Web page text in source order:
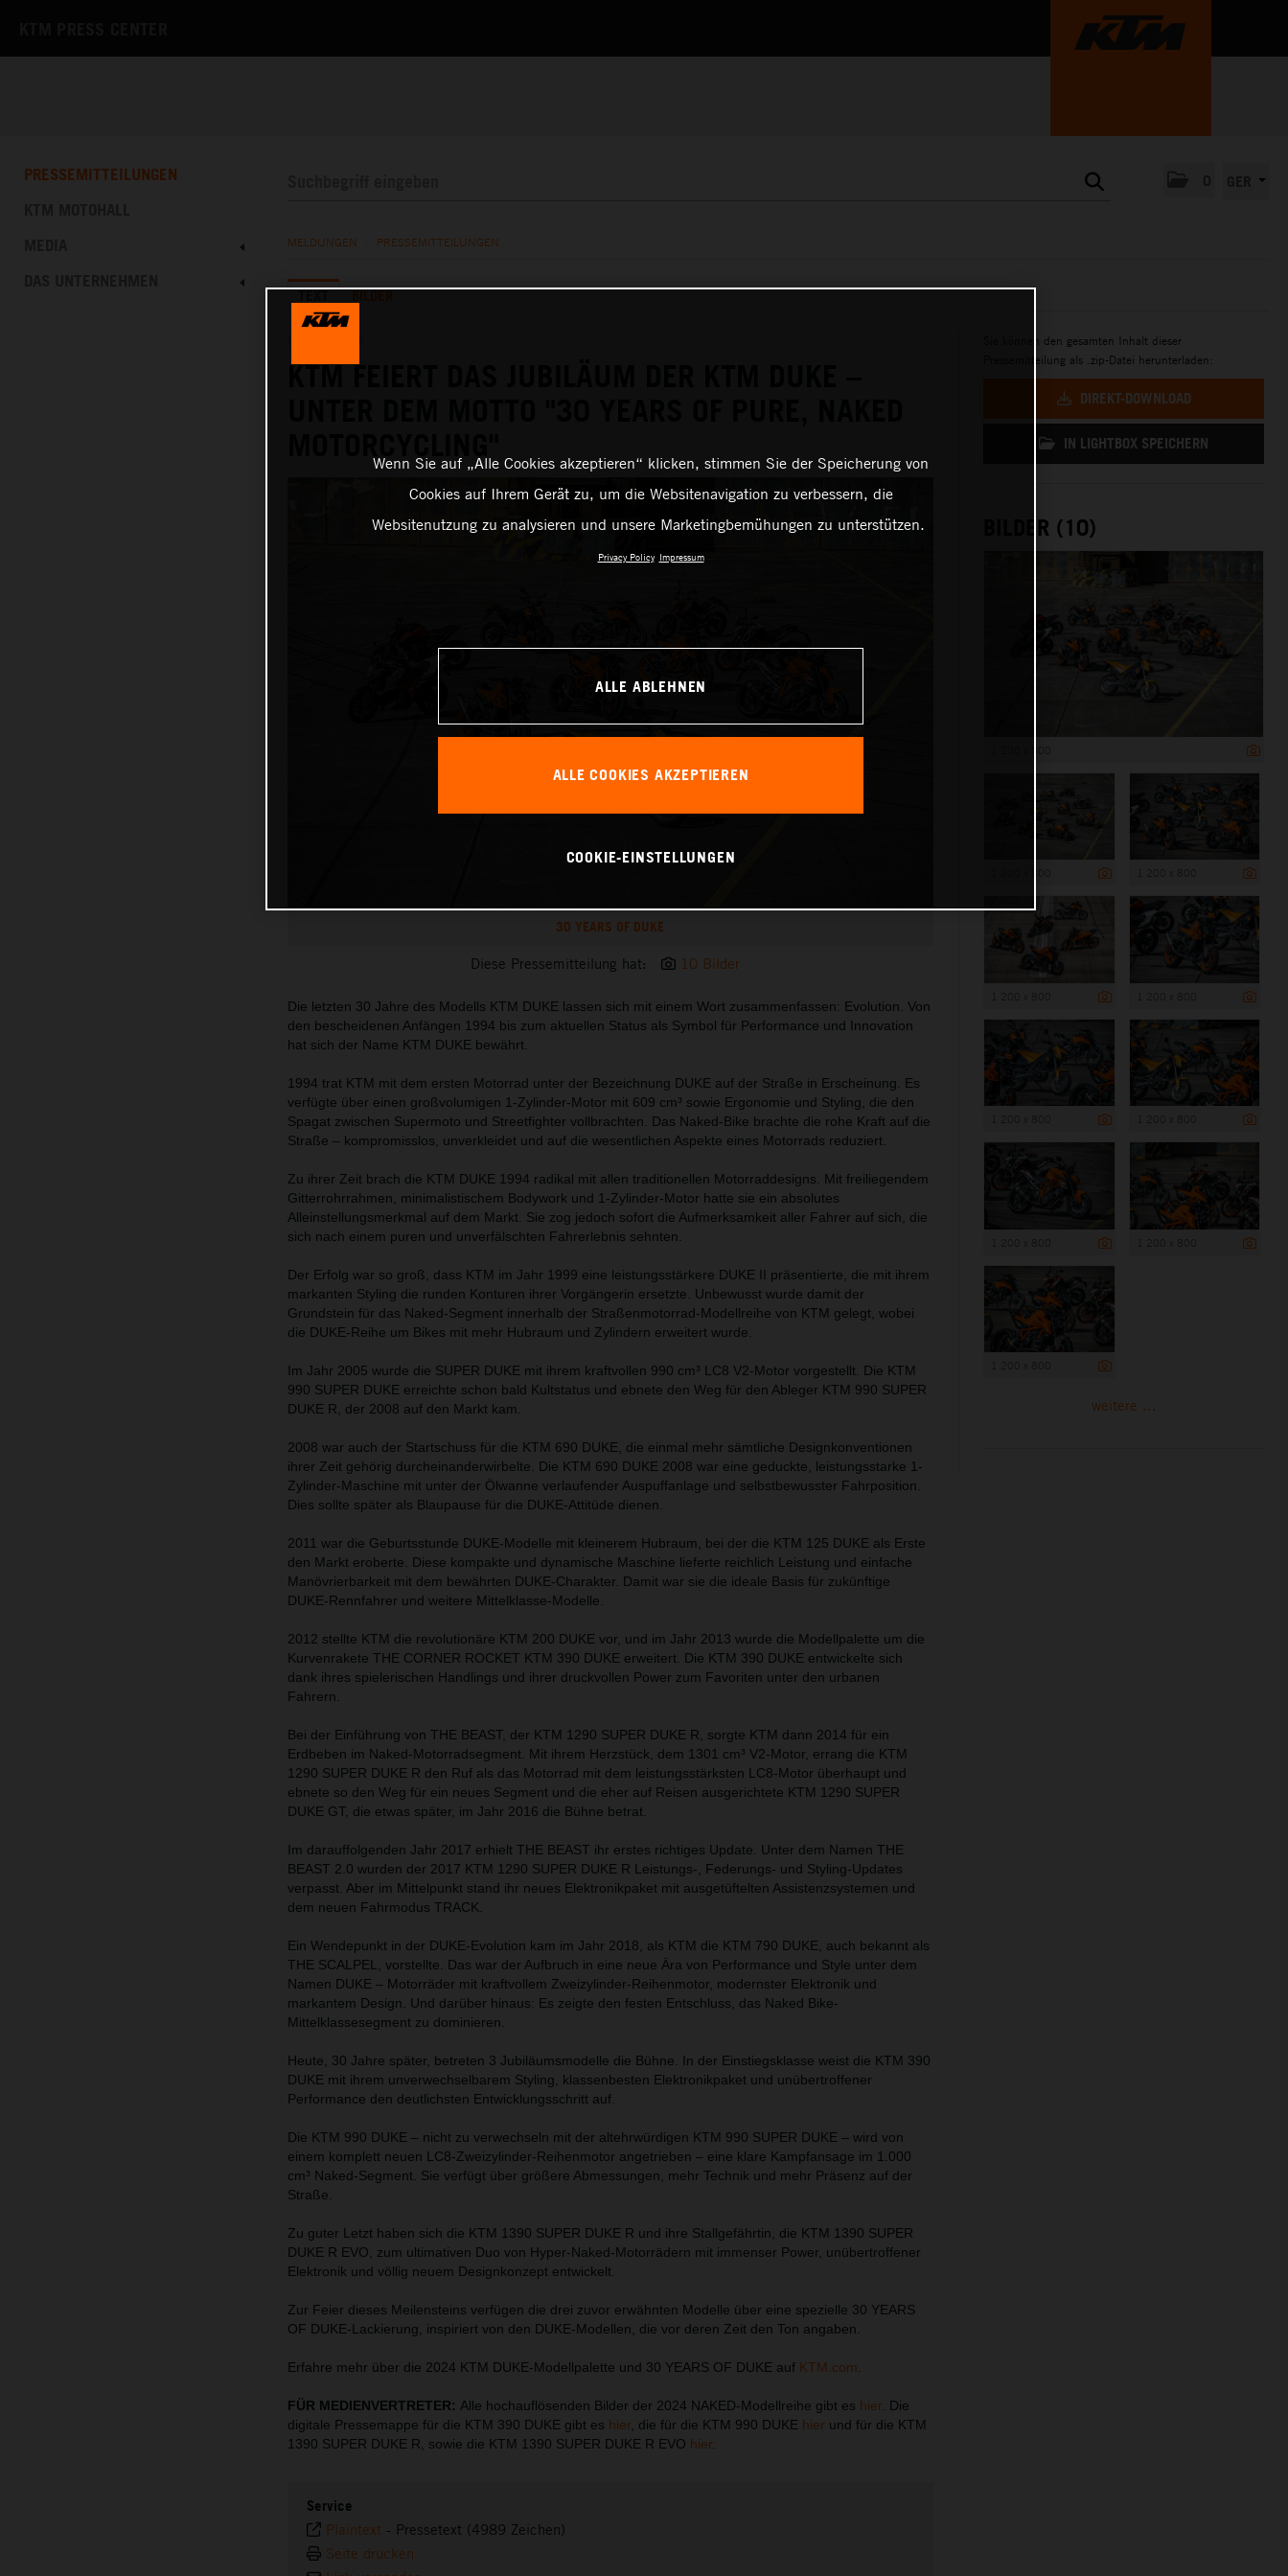
PRESSEMITTEILUNGEN
MELDUNGEN PRESSEMITTEILUNGEN
TEXT BILDER
KTM FEIERT DAS JUBILÄUM DER KTM DUKE –
30 YEARS OF DUKE
Diese Pressemitteilung hat: 10 Bilder
Die letzten 30 Jahre des Modells KTM DUKE lassen sich mit einem Wort zusammenfassen: Evolution. Von
den bescheidenen Anfängen 1994 bis zum aktuellen Status als Symbol für Performance und Innovation
hat sich der Name KTM DUKE bewährt.
1994 trat KTM mit dem ersten Motorrad unter der Bezeichnung DUKE auf der Straße in Erscheinung. Es
verfügte über einen großvolumigen 1-Zylinder-Motor mit 609 cm³ sowie Ergonomie und Styling, die den
Spagat zwischen Supermoto und Streetfighter vollbrachten. Das Naked-Bike brachte die rohe Kraft auf die
Straße – kompromisslos, unverkleidet und auf die wesentlichen Aspekte eines Motorrads reduziert.
Zu ihrer Zeit brach die KTM DUKE 1994 radikal mit allen traditionellen Motorraddesigns. Mit freiliegendem
Gitterrohrrahmen, minimalistischem Bodywork und 1-Zylinder-Motor hatte sie ein absolutes
Alleinstellungsmerkmal auf dem Markt. Sie zog jedoch sofort die Aufmerksamkeit aller Fahrer auf sich, die
sich nach einem puren und unverfälschten Fahrerlebnis sehnten.
Der Erfolg war so groß, dass KTM im Jahr 1999 eine leistungsstärkere DUKE II präsentierte, die mit ihrem
markanten Styling die runden Konturen ihrer Vorgängerin ersetzte. Unbewusst wurde damit der
Grundstein für das Naked-Segment innerhalb der Straßenmotorrad-Modellreihe von KTM gelegt, wobei
die DUKE-Reihe um Bikes mit mehr Hubraum und Zylindern erweitert wurde.
Im Jahr 2005 wurde die SUPER DUKE mit ihrem kraftvollen 990 cm³ LC8 V2-Motor vorgestellt. Die KTM
990 SUPER DUKE erreichte schon bald Kultstatus und ebnete den Weg für den Ableger KTM 990 SUPER
DUKE R, der 2008 auf den Markt kam.
2008 war auch der Startschuss für die KTM 690 DUKE, die einmal mehr sämtliche Designkonventionen
ihrer Zeit gehörig durcheinanderwirbelte. Die KTM 690 DUKE 2008 war eine geduckte, leistungsstarke 1-
Zylinder-Maschine mit unter der Ölwanne verlaufender Auspuffanlage und selbstbewusster Fahrposition.
Dies sollte später als Blaupause für die DUKE-Attitüde dienen.
2011 war die Geburtsstunde DUKE-Modelle mit kleinerem Hubraum, bei der die KTM 125 DUKE als Erste
den Markt eroberte. Diese kompakte und dynamische Maschine lieferte reichlich Leistung und einfache
Manövrierbarkeit mit dem bewährten DUKE-Charakter. Damit war sie die ideale Basis für zukünftige
DUKE-Rennfahrer und weitere Mittelklasse-Modelle.
2012 stellte KTM die revolutionäre KTM 200 DUKE vor, und im Jahr 2013 wurde die Modellpalette um die
Kurvenrakete THE CORNER ROCKET KTM 390 DUKE erweitert. Die KTM 390 DUKE entwickelte sich
dank ihres spielerischen Handlings und ihrer druckvollen Power zum Favoriten unter den urbanen
Fahrern.
Bei der Einführung von THE BEAST, der KTM 1290 SUPER DUKE R, sorgte KTM dann 2014 für ein
Erdbeben im Naked-Motorradsegment. Mit ihrem Herzstück, dem 1301 cm³ V2-Motor, errang die KTM
1290 SUPER DUKE R den Ruf als das Motorrad mit dem leistungsstärksten LC8-Motor überhaupt und
ebnete so den Weg für ein neues Segment und die eher auf Reisen ausgerichtete KTM 1290 SUPER
DUKE GT, die etwas später, im Jahr 2016 die Bühne betrat.
Im darauffolgenden Jahr 2017 erhielt THE BEAST ihr erstes richtiges Update. Unter dem Namen THE
BEAST 2.0 wurden der 2017 KTM 1290 SUPER DUKE R Leistungs-, Federungs- und Styling-Updates
verpasst. Aber im Mittelpunkt stand ihr neues Elektronikpaket mit ausgetüftelten Assistenzsystemen und
dem neuen Fahrmodus TRACK.
Ein Wendepunkt in der DUKE-Evolution kam im Jahr 2018, als KTM die KTM 790 DUKE, auch bekannt als
THE SCALPEL, vorstellte. Das war der Aufbruch in eine neue Ära von Performance und Style unter dem
Namen DUKE – Motorräder mit kraftvollem Zweizylinder-Reihenmotor, modernster Elektronik und
markantem Design. Und darüber hinaus: Es zeigte den festen Entschluss, das Naked Bike-
Mittelklassesegment zu dominieren.
Heute, 30 Jahre später, betreten 3 Jubiläumsmodelle die Bühne. In der Einstiegsklasse weist die KTM 390
DUKE mit ihrem unverwechselbarem Styling, klassenbesten Elektronikpaket und unübertroffener
Performance den deutlichsten Entwicklungsschritt auf.
Die KTM 990 DUKE – nicht zu verwechseln mit der altehrwürdigen KTM 990 SUPER DUKE – wird von
einem komplett neuen LC8-Zweizylinder-Reihenmotor angetrieben – eine klare Kampfansage im 1.000
cm³ Naked-Segment. Sie verfügt über größere Abmessungen, mehr Technik und mehr Präsenz auf der
Straße.
Zu guter Letzt haben sich die KTM 1390 SUPER DUKE R und ihre Stallgefährtin, die KTM 1390 SUPER
DUKE R EVO, zum ultimativen Duo von Hyper-Naked-Motorrädern mit immenser Power, unübertroffener
Elektronik und völlig neuem Designkonzept entwickelt.
Zur Feier dieses Meilensteins verfügen die drei zuvor erwähnten Modelle über eine spezielle 30 YEARS
OF DUKE-Lackierung, inspiriert von den DUKE-Modellen, die vor deren Zeit den Ton angaben.
Erfahre mehr über die 2024 KTM DUKE-Modellpalette und 30 YEARS OF DUKE auf KTM.com.
FÜR MEDIENVERTRETER: Alle hochauflösenden Bilder der 2024 NAKED-Modellreihe gibt es hier. Die
digitale Pressemappe für die KTM 390 DUKE gibt es hier, die für die KTM 990 DUKE hier und für die KTM
1390 SUPER DUKE R, sowie die KTM 1390 SUPER DUKE R EVO hier.
Service
Plaintext - Pressetext (4989 Zeichen)
Seite drucken
Sie können den gesamten Inhalt dieser
Pressemitteilung als .zip-Datei herunterladen:
DIREKT-DOWNLOAD
IN LIGHTBOX SPEICHERN
BILDER (10)
weitere ...
Wenn Sie auf „Alle Cookies akzeptieren“ klicken, stimmen Sie der Speicherung von
Cookies auf Ihrem Gerät zu, um die Websitenavigation zu verbessern, die
Websitenutzung zu analysieren und unsere Marketingbemühungen zu unterstützen.
Privacy Policy Impressum
ALLE ABLEHNEN
ALLE COOKIES AKZEPTIEREN
COOKIE-EINSTELLUNGEN